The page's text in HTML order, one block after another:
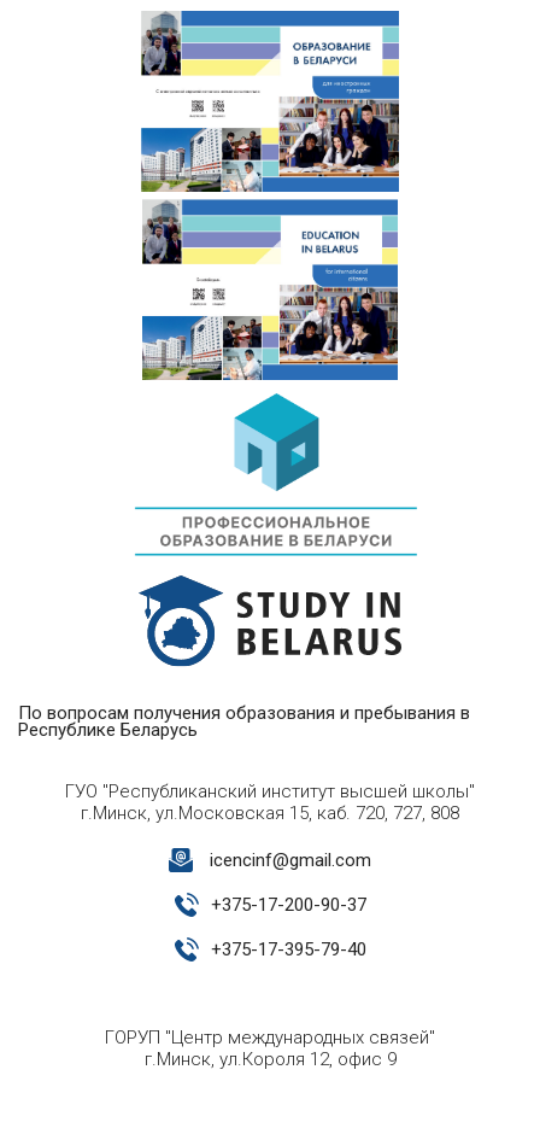
По вопросам получения образования и пребывания в
Республике Беларусь
ГУО "Республиканский институт высшей школы"
г.Минск, ул.Московская 15, каб. 720, 727, 808
icencinf@gmail.com
+375-17-200-90-37
+375-17-395-79-40
ГОРУП "Центр международных связей"
г.Минск, ул.Короля 12, офис 9